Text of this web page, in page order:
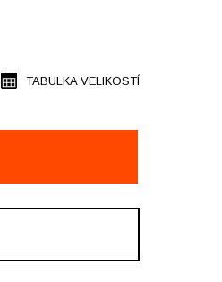
TABULKA VELIKOSTÍ